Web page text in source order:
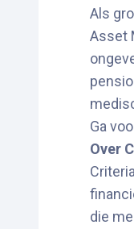
Als
Asset
Ga
Over
die